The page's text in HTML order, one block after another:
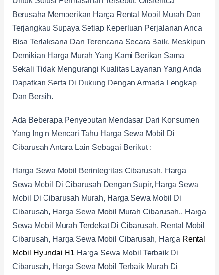
Berusaha Memberikan Harga Rental Mobil Murah Dan
Terjangkau Supaya Setiap Keperluan Perjalanan Anda
Bisa Terlaksana Dan Terencana Secara Baik. Meskipun
Demikian Harga Murah Yang Kami Berikan Sama
Sekali Tidak Mengurangi Kualitas Layanan Yang Anda
Dapatkan Serta Di Dukung Dengan Armada Lengkap
Dan Bersih.
Ada Beberapa Penyebutan Mendasar Dari Konsumen
Yang Ingin Mencari Tahu Harga Sewa Mobil Di
Cibarusah Antara Lain Sebagai Berikut :
Harga Sewa Mobil Berintegritas Cibarusah, Harga
Sewa Mobil Di Cibarusah Dengan Supir, Harga Sewa
Mobil Di Cibarusah Murah, Harga Sewa Mobil Di
Cibarusah, Harga Sewa Mobil Murah Cibarusah,, Harga
Sewa Mobil Murah Terdekat Di Cibarusah, Rental Mobil
Cibarusah, Harga Sewa Mobil Cibarusah, Harga Rental
Mobil Hyundai H1 Harga Sewa Mobil Terbaik Di
Cibarusah, Harga Sewa Mobil Terbaik Murah Di